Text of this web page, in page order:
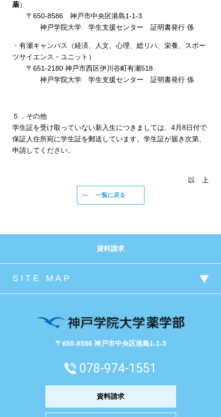
薬）
〒650-8586 神戸市中央区港島1-1-3
神戸学院大学 学生支援センター 証明書発行 係
・有瀬キャンパス（経済、人文、心理、総リハ、栄養、スポー
ツサイエンス・ユニット）
〒651-2180 神戸市西区伊川谷町有瀬518
神戸学院大学 学生支援センター 証明書発行 係
５．その他
学生証を受け取っていない新入生につきましては、4月8日付で
保証人住所宛に学生証を郵送しています。学生証が届き次第、
申請してください。
以 上
一覧に戻る
資料請求
〒650-8586 神戸市中央区港島1-1-3
078-974-1551
資料請求